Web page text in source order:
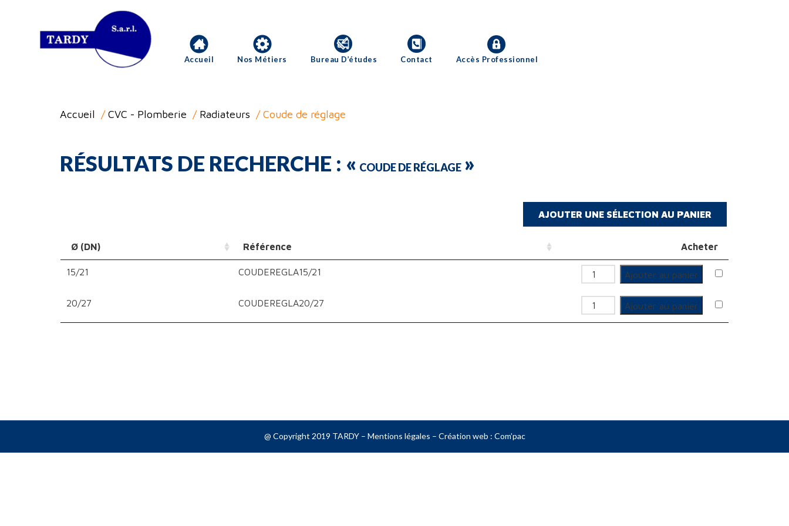
Accueil Nos Métiers Bureau D’études Contact Accès Professionnel
Accueil /CVC - Plomberie / Radiateurs / Coude de réglage
RÉSULTATS DE RECHERCHE : « COUDE DE RÉGLAGE »
Ø (DN) Référence Acheter
15/21 COUDEREGLA15/21 quantité de Coude de réglage
Ajouter au panier
20/27 COUDEREGLA20/27 quantité de Coude de réglage
Ajouter au panier
@ Copyright 2019 TARDY – Mentions légales – Création web : Com’pac